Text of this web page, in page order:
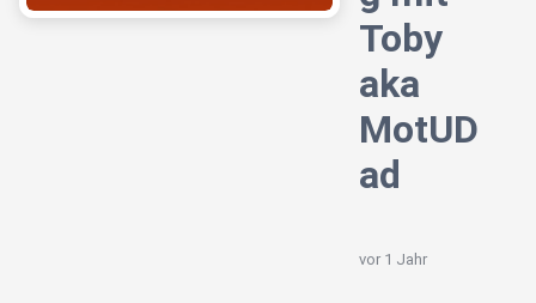
Toby
aka
MotUD
ad
vor 1 Jahr